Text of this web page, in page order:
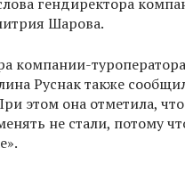
Шарова.
компании-туроператора
Руснак также
этом она отметила, что
не стали, потому